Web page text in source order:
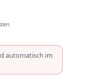
automatisch im